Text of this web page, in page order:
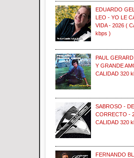
EDUARDO
LEO - YO LE
VIDA - 2026 (
kbps )
PAUL
Y GRANDE
CALIDAD 320
SABROSO -
CORRECTO -
CALIDAD 320
FERNANDO